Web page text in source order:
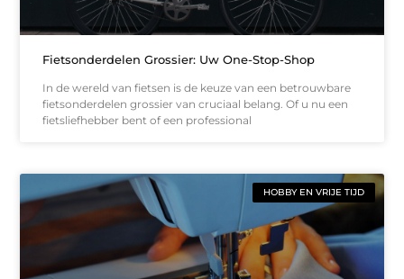
Fietsonderdelen Grossier: Uw One-Stop-Shop
In de wereld van fietsen is de keuze van een betrouwbare
fietsonderdelen grossier van cruciaal belang. Of u nu een
fietsliefhebber bent of een professional
HOBBY EN VRIJE TIJD